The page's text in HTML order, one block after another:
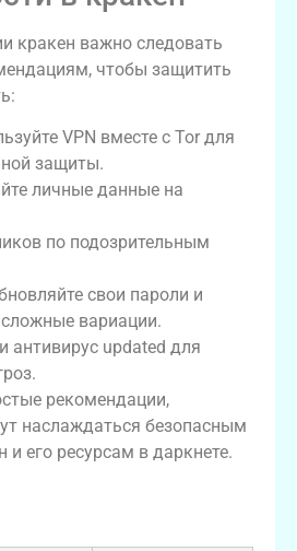
кракен важно следовать
чтобы защитить
VPN вместе с Tor для
защиты.
личные данные на
по подозрительным
свои пароли и
сложные вариации.
антивирус updated для
рекомендации,
наслаждаться безопасным
и его ресурсам в даркнете.